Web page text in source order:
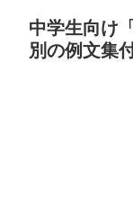
中学生向け
別の例文集